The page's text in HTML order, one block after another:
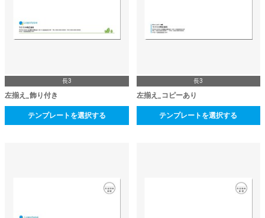
長3
左揃え_飾り付き
テンプレートを選択する
長3
左揃え_コピーあり
テンプレートを選択する